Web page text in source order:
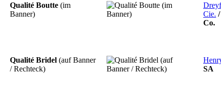
Qualité Boutte (im
Banner)
Cie.
Co.
Qualité Bridel (auf Banner
/ Rechteck)
SA